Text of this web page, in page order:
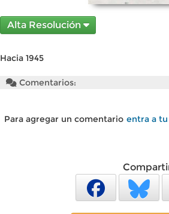
Alta Resolución
Hacia 1945
Comentarios:
Para agregar un comentario entra a